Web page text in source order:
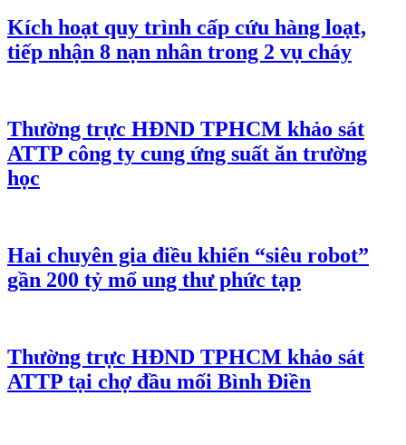
Kích hoạt quy trình cấp cứu hàng loạt,
tiếp nhận 8 nạn nhân trong 2 vụ cháy
Thường trực HĐND TPHCM khảo sát
ATTP công ty cung ứng suất ăn trường
học
Hai chuyên gia điều khiển “siêu robot”
gần 200 tỷ mổ ung thư phức tạp
Thường trực HĐND TPHCM khảo sát
ATTP tại chợ đầu mối Bình Điền